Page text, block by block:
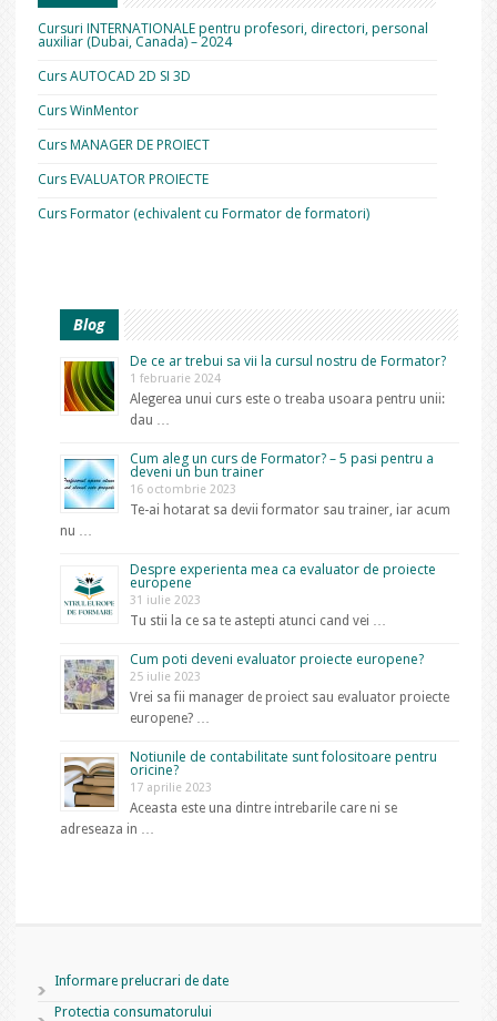
Cursuri INTERNATIONALE pentru profesori, directori, personal
auxiliar (Dubai, Canada) – 2024
Curs AUTOCAD 2D SI 3D
Curs WinMentor
Curs MANAGER DE PROIECT
Curs EVALUATOR PROIECTE
Curs Formator (echivalent cu Formator de formatori)
Blog
De ce ar trebui sa vii la cursul nostru de Formator?
1 februarie 2024
Alegerea unui curs este o treaba usoara pentru unii:
dau …
Cum aleg un curs de Formator? – 5 pasi pentru a
deveni un bun trainer
16 octombrie 2023
Te-ai hotarat sa devii formator sau trainer, iar acum
nu …
Despre experienta mea ca evaluator de proiecte
europene
31 iulie 2023
Tu stii la ce sa te astepti atunci cand vei …
Cum poti deveni evaluator proiecte europene?
25 iulie 2023
Vrei sa fii manager de proiect sau evaluator proiecte
europene? …
Notiunile de contabilitate sunt folositoare pentru
oricine?
17 aprilie 2023
Aceasta este una dintre intrebarile care ni se
adreseaza in …
Informare prelucrari de date
Protectia consumatorului